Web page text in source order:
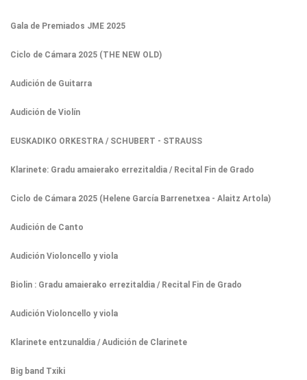
Gala de Premiados JME 2025
Ciclo de Cámara 2025 (THE NEW OLD)
Audición de Guitarra
Audición de Violín
EUSKADIKO ORKESTRA / SCHUBERT - STRAUSS
Klarinete: Gradu amaierako errezitaldia / Recital Fin de Grado
Ciclo de Cámara 2025 (Helene García Barrenetxea - Alaitz Artola)
Audición de Canto
Audición Violoncello y viola
Biolin : Gradu amaierako errezitaldia / Recital Fin de Grado
Audición Violoncello y viola
Klarinete entzunaldia / Audición de Clarinete
Big band Txiki